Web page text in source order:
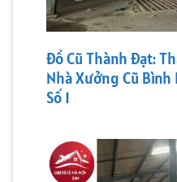
Đồ Cũ Thành Đạt:
Nhà Xưởng Cũ Bình
Số 1